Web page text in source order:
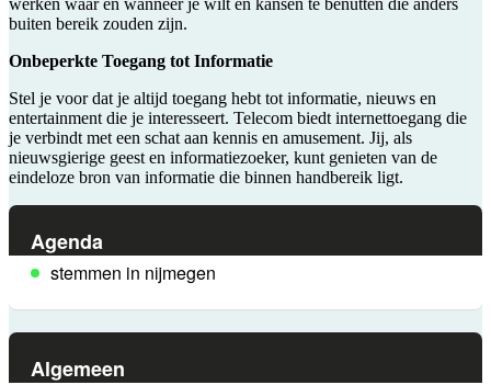
werken waar en wanneer je wilt en kansen te benutten die anders
buiten bereik zouden zijn.
Onbeperkte Toegang tot Informatie
Stel je voor dat je altijd toegang hebt tot informatie, nieuws en
entertainment die je interesseert. Telecom biedt internettoegang die
je verbindt met een schat aan kennis en amusement. Jij, als
nieuwsgierige geest en informatiezoeker, kunt genieten van de
eindeloze bron van informatie die binnen handbereik ligt.
Agenda
stemmen in nijmegen
Algemeen